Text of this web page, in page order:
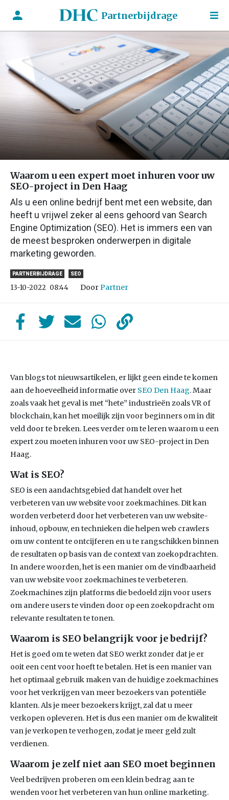
Partnerbijdrage
Waarom u een expert moet inhuren voor uw
SEO-project in Den Haag
Als u een online bedrijf bent met een website, dan
heeft u vrijwel zeker al eens gehoord van Search
Engine Optimization (SEO). Het is immers een van
de meest besproken onderwerpen in digitale
marketing geworden.
PARTNERBIJDRAGE SEO
13-10-2022 08:44 DoorPartner
Van blogs tot nieuwsartikelen, er lijkt geen einde te komen
aan de hoeveelheid informatie over SEO Den Haag. Maar
zoals vaak het geval is met “hete” industrieën zoals VR of
blockchain, kan het moeilijk zijn voor beginners om in dit
veld door te breken. Lees verder om te leren waarom u een
expert zou moeten inhuren voor uw SEO-project in Den
Haag.
Wat is SEO?
SEO is een aandachtsgebied dat handelt over het
verbeteren van uw website voor zoekmachines. Dit kan
worden verbeterd door het verbeteren van uw website-
inhoud, opbouw, en technieken die helpen web crawlers
om uw content te ontcijferen en u te rangschikken binnen
de resultaten op basis van de context van zoekopdrachten.
In andere woorden, het is een manier om de vindbaarheid
van uw website voor zoekmachines te verbeteren.
Zoekmachines zijn platforms die bedoeld zijn voor users
om andere users te vinden door op een zoekopdracht om
relevante resultaten te tonen.
Waarom is SEO belangrijk voor je bedrijf?
Het is goed om te weten dat SEO werkt zonder dat je er
ooit een cent voor hoeft te betalen. Het is een manier van
het optimaal gebruik maken van de huidige zoekmachines
voor het verkrijgen van meer bezoekers van potentiële
klanten. Als je meer bezoekers krijgt, zal dat u meer
verkopen opleveren. Het is dus een manier om de kwaliteit
van je verkopen te verhogen, zodat je meer geld zult
verdienen.
Waarom je zelf niet aan SEO moet beginnen
Veel bedrijven proberen om een ​​klein bedrag aan te
wenden voor het verbeteren van hun online marketing.